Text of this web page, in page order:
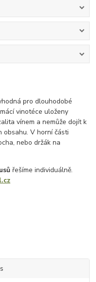
pro dlouhodobé
vinotéce uloženy
vínem a nemůže dojít k
obsahu. V horní části
nebo držák na
řešíme individuálně.